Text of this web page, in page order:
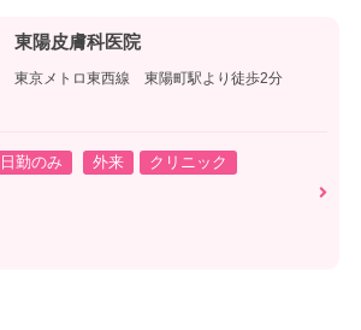
東陽皮膚科医院
東京メトロ東西線 東陽町駅より徒歩2分
日勤のみ 外来
クリニック